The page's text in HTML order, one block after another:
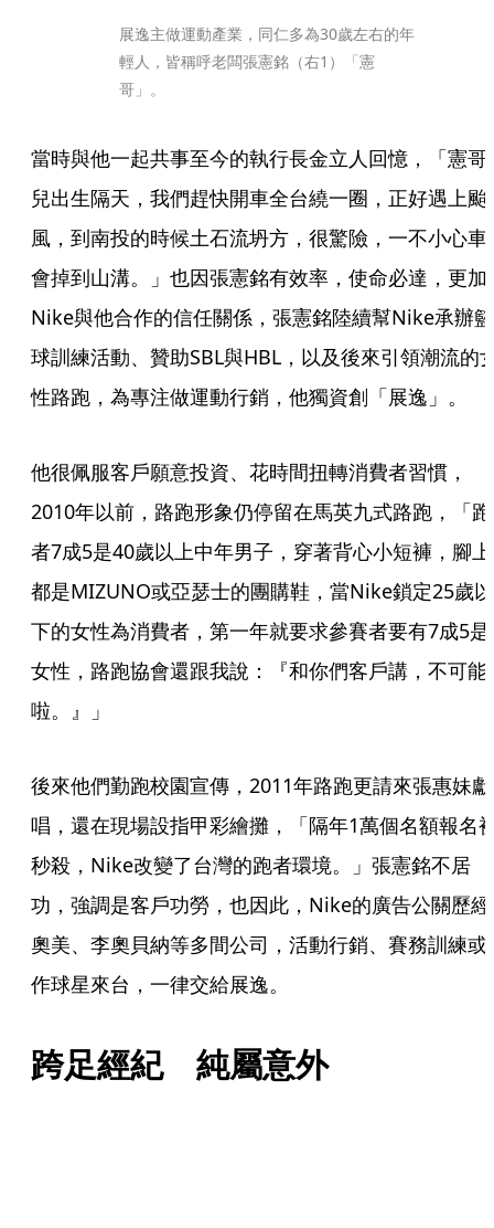
展逸主做運動產業，同仁多為30歲左右的年
輕人，皆稱呼老闆張憲銘（右1）「憲
哥」。
當時與他一起共事至今的執行長金立人回憶，「憲哥
兒出生隔天，我們趕快開車全台繞一圈，正好遇上颱
風，到南投的時候土石流坍方，很驚險，一不小心車
會掉到山溝。」也因張憲銘有效率，使命必達，更加
Nike與他合作的信任關係，張憲銘陸續幫Nike承辦籃
球訓練活動、贊助SBL與HBL，以及後來引領潮流的
性路跑，為專注做運動行銷，他獨資創「展逸」。
他很佩服客戶願意投資、花時間扭轉消費者習慣，
2010年以前，路跑形象仍停留在馬英九式路跑，「跑
者7成5是40歲以上中年男子，穿著背心小短褲，腳上
都是MIZUNO或亞瑟士的團購鞋，當Nike鎖定25歲以
下的女性為消費者，第一年就要求參賽者要有7成5是
女性，路跑協會還跟我說：『和你們客戶講，不可能
啦。』」
後來他們勤跑校園宣傳，2011年路跑更請來張惠妹獻
唱，還在現場設指甲彩繪攤，「隔年1萬個名額報名
秒殺，Nike改變了台灣的跑者環境。」張憲銘不居
功，強調是客戶功勞，也因此，Nike的廣告公關歷經
奧美、李奧貝納等多間公司，活動行銷、賽務訓練或
作球星來台，一律交給展逸。
跨足經紀　純屬意外